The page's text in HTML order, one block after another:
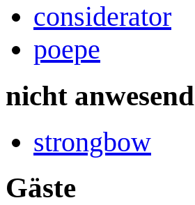
considerator
poepe
nicht anwesend
strongbow
Gäste